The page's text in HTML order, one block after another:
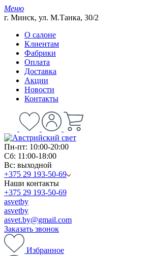
Меню
г. Минск, ул. М.Танка, 30/2
О салоне
Клиентам
Фабрики
Оплата
Доставка
Акции
Новости
Контакты
Пн-пт: 10:00-20:00
Сб: 11:00-18:00
Вс: выходной
+375 29 193-50-69
Наши контакты
+375 29 193-50-69
asvetby
asvetby
asvet.by@gmail.com
Заказать звонок
Избранное